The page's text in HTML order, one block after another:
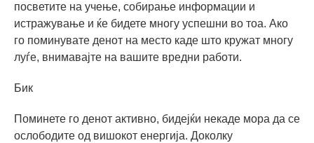
посветите на учење, собирање информации и
истражување и ќе бидете многу успешни во тоа. Ако
го поминувате денот на место каде што кружат многу
луѓе, внимавајте на вашите вредни работи.
Бик
Поминете го денот активно, бидејќи некаде мора да се
ослободите од вишокот енергија. Доколку